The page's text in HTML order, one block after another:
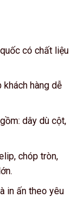
có chất liệu
hàng dễ
dây dù cột,
chóp tròn,
in ấn theo yêu